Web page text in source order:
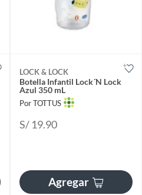
LOCK & LOCK
Botella Infantil Lock´N Lock
Azul 350 mL
Por TOTTUS
S/ 19.90
Agregar